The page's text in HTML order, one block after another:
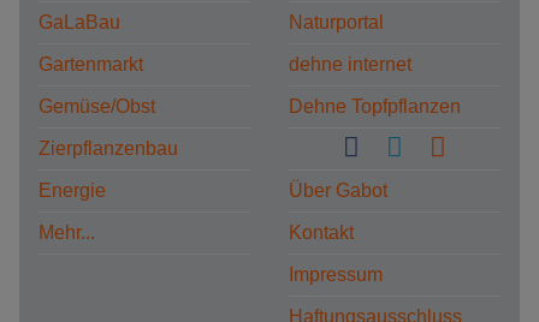
GaLaBau
Gartenmarkt
Gemüse/Obst
Zierpflanzenbau
Energie
Mehr...
Naturportal
dehne internet
Dehne Topfpflanzen
Über Gabot
Kontakt
Impressum
Haftungsausschluss